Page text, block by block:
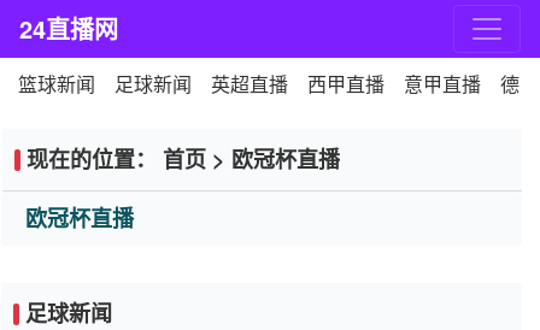
24直播网
篮球新闻 足球新闻 英超直播 西甲直播 意甲直播 德
现在的位置： 首页 > 欧冠杯直播
欧冠杯直播
足球新闻